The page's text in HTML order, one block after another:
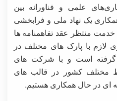
علمی و فناورانه بین
یک نهاد ملی و فرابخشی
منتظر عقد تفاهمنامه ها
لازم با پارک های مختلف در
است و با شرکت های
مختلف کشور در قالب های
ای در حال همکاری هستیم.